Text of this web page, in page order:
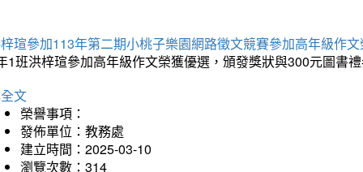
瑄參加113年第二期小桃子樂園網路徵文競賽參加高年級作
1班洪梓瑄參加高年級作文榮獲優選，頒發獎狀與300元圖書
文
榮譽事項：
發佈單位：教務處
建立時間：2025-03-10
瀏覽次數：314